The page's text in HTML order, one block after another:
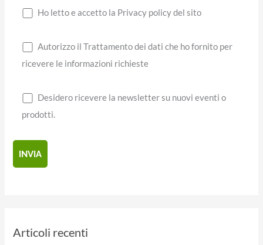
Ho letto e accetto la Privacy policy del sito
Autorizzo il Trattamento dei dati che ho fornito per
ricevere le informazioni richieste
Desidero ricevere la newsletter su nuovi eventi o
prodotti.
Articoli recenti